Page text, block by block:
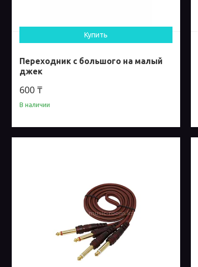
Купить
Переходник с большого на малый
джек
600 ₸
В наличии